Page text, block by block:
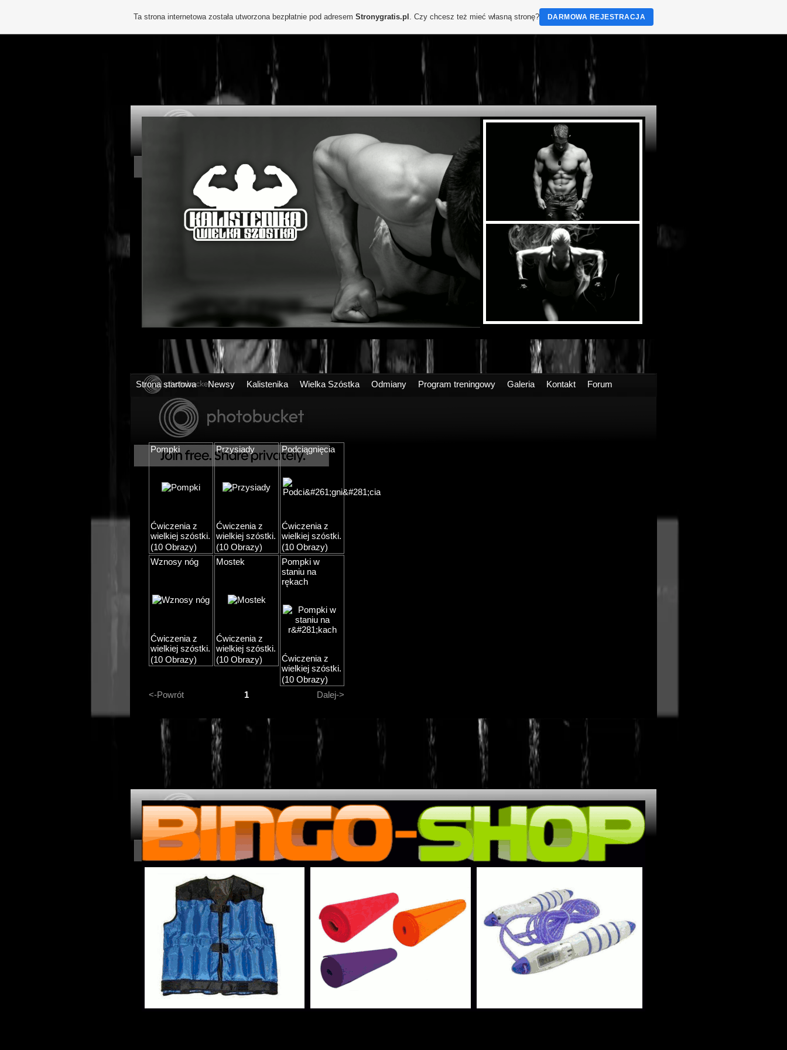
Strona startowa Newsy Kalistenika Wielka Szóstka Odmiany Program treningowy Galeria Kontakt Forum
Pompki
Ćwiczenia z
wielkiej szóstki.
(10 Obrazy)
Przysiady
Ćwiczenia z
wielkiej szóstki.
(10 Obrazy)
Podciągnięcia
Ćwiczenia z
wielkiej szóstki.
(10 Obrazy)
Wznosy nóg
Ćwiczenia z
wielkiej szóstki.
(10 Obrazy)
Mostek
Ćwiczenia z
wielkiej szóstki.
(10 Obrazy)
Pompki w
staniu na
rękach
Ćwiczenia z
wielkiej szóstki.
(10 Obrazy)
<-Powrót
1 Dalej->
Ta strona internetowa została utworzona bezpłatnie pod adresem Stronygratis.pl . Czy chcesz też mieć własną stronę? DARMOWA REJESTRACJA